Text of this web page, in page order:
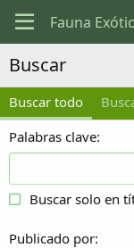
Buscar
Buscar todo
Palabras clave
Buscar solo en
Publicado por